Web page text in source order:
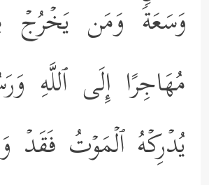
وَسَعَةࣰۚ وَمَن یَخۡرُجۡ
مُهَاجِرًا إِلَى ٱللَّهِ
یُدۡرِكۡهُ ٱلۡمَوۡتُ فَقَدۡ